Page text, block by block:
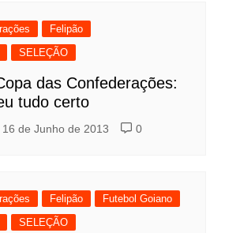
Felipão
SELEÇÃO
das Confederações:
tudo certo
16 de Junho de 2013 0
Felipão
Futebol Goiano
SELEÇÃO